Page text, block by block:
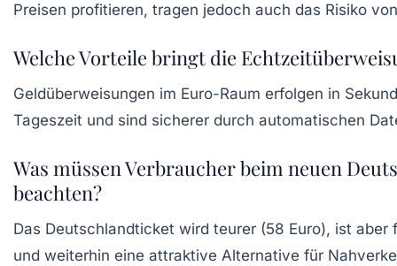
Preisen profitieren, tragen jedoch auch das Risiko
Welche Vorteile bringt die
Geldüberweisungen im Euro-Raum erfolgen in
Tageszeit und sind sicherer durch automatischen
Was müssen Verbraucher beim neuen
beachten?
Das Deutschlandticket wird teurer (58 Euro), ist aber
und weiterhin eine attraktive Alternative für